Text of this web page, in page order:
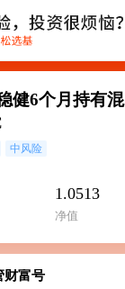
健6个月持有混
中风险
1.0513
净值
财富号